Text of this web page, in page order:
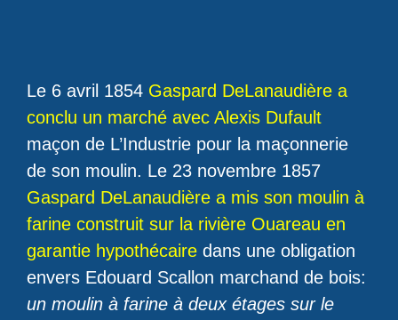
Le 6 avril 1854 Gaspard DeLanaudière a
conclu un marché avec Alexis Dufault
maçon de L’Industrie pour la maçonnerie
de son moulin. Le 23 novembre 1857
Gaspard DeLanaudière a mis son moulin à
farine construit sur la rivière Ouareau en
garantie hypothécaire dans une obligation
envers Edouard Scallon marchand de bois:
un moulin à farine à deux étages sur le